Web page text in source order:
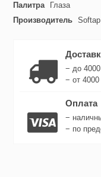
Палитра
Глаза
Производитель Softap
− до 4000
− от 4000
Оплата
−
− по